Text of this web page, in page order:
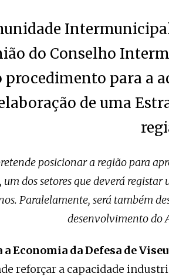
do Conselho
procedimento para a
de uma
posicionar a região para
um dos setores que deverá
Paralelamente, será também
desenvolvimento do
Economia da Defesa de
reforçar a capacidade